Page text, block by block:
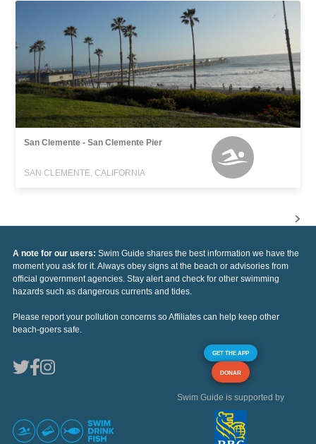
San Clemente - San Clemente Pier
SAN CLEMENTE, CALIFORNIA
A note for our users: Swim Guide shares the best information we have the
moment you ask for it. Always obey signs at the beach or advisories from
official government agencies. Stay alert and check for other swimming
hazards such as dangerous currents and tides.
Please report your pollution concerns so Affiliates can help keep other
beach-goers safe.
GET THE APP
DONAR
Swim Guide is supported by